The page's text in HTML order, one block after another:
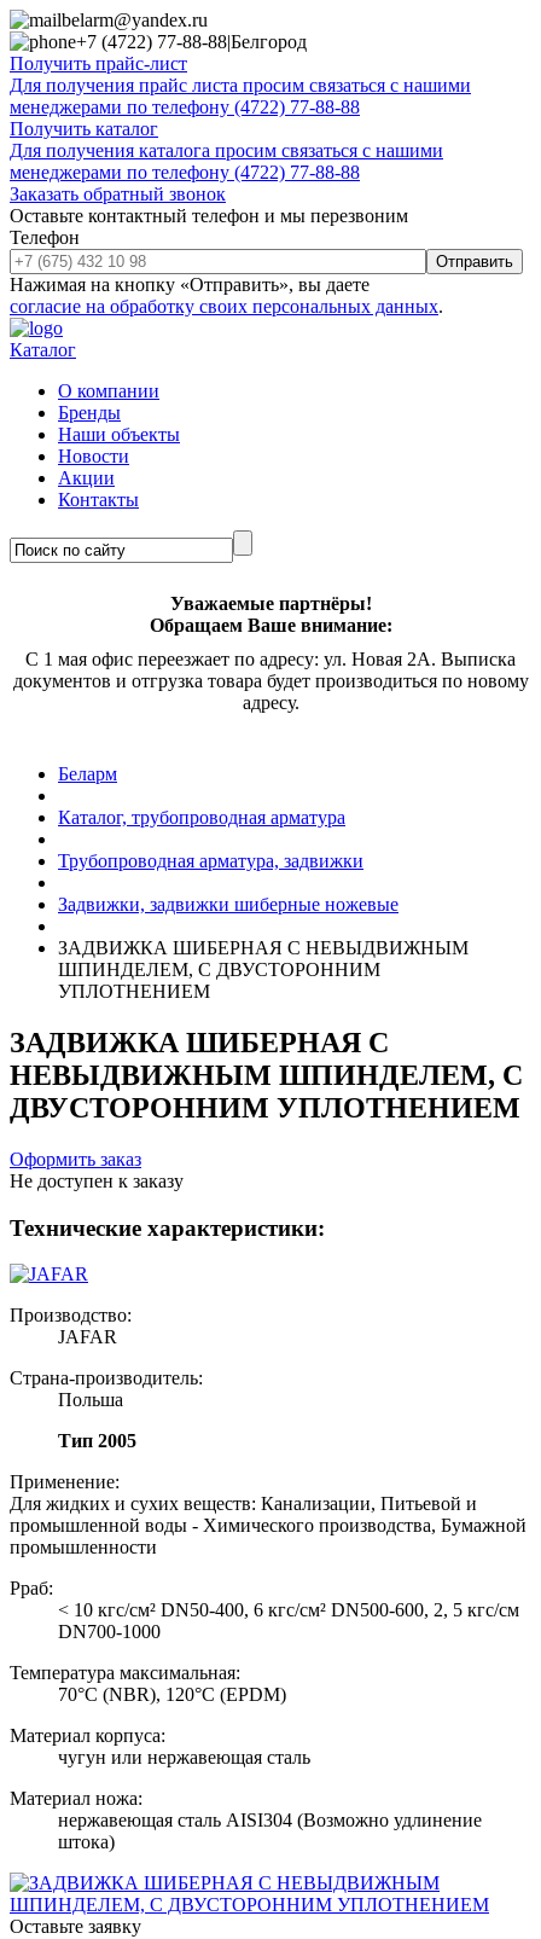
belarm@yandex.ru
+7 (4722) 77-88-88|Белгород
Получить прайс-лист
Для получения прайс листа просим связаться с нашими
менеджерами по телефону (4722) 77-88-88
Получить каталог
Для получения каталога просим связаться с нашими
менеджерами по телефону (4722) 77-88-88
Заказать обратный звонок
Оставьте контактный телефон и мы перезвоним
Телефон
Отправить
Нажимая на кнопку «Отправить», вы даете
согласие на обработку своих персональных данных.
Каталог
О компании
Бренды
Наши объекты
Новости
Акции
Контакты
Уважаемые партнёры!
Обращаем Ваше внимание:
С 1 мая офис переезжает по адресу: ул. Новая 2А. Выписка
документов и отгрузка товара будет производиться по новому
адресу.
Беларм
Каталог, трубопроводная арматура
Трубопроводная арматура, задвижки
Задвижки, задвижки шиберные ножевые
ЗАДВИЖКА ШИБЕРНАЯ С НЕВЫДВИЖНЫМ
ШПИНДЕЛЕМ, С ДВУСТОРОННИМ
УПЛОТНЕНИЕМ
ЗАДВИЖКА ШИБЕРНАЯ С
НЕВЫДВИЖНЫМ ШПИНДЕЛЕМ, С
ДВУСТОРОННИМ УПЛОТНЕНИЕМ
Оформить заказ
Не доступен к заказу
Технические характеристики:
Производство:
JAFAR
Страна-производитель:
Польша
Тип 2005
Применение:
Для жидких и сухих веществ: Канализации, Питьевой и
промышленной воды - Химического производства, Бумажной
промышленности
Рраб:
< 10 кгс/см² DN50-400, 6 кгс/см² DN500-600, 2, 5 кгс/см
DN700-1000
Температура максимальная:
70°C (NBR), 120°C (EPDM)
Материал корпуса:
чугун или нержавеющая сталь
Материал ножа:
нержавеющая сталь AISI304 (Возможно удлинение
штока)
Оставьте заявку